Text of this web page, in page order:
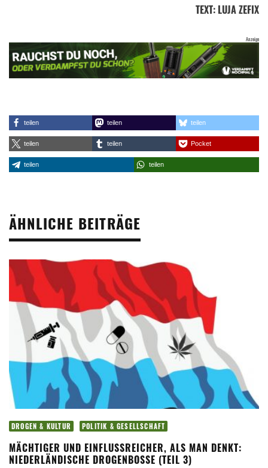
TEXT: LUJA ZEFIX
teilen teilen teilen
teilen teilen Pocket
teilen teilen
ÄHNLICHE BEITRÄGE
DROGEN & KULTUR POLITIK & GESELLSCHAFT
MÄCHTIGER UND EINFLUSSREICHER, ALS MAN DENKT:
NIEDERLÄNDISCHE DROGENBOSSE (TEIL 3)